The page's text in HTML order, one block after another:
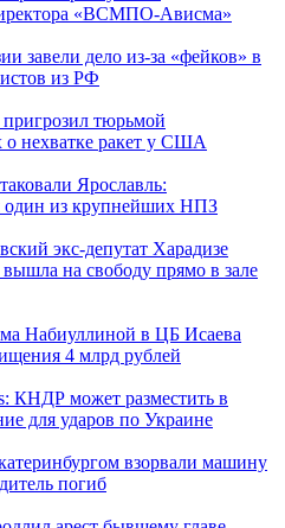
«ВСМПО-Ависма»
завели дело из-за «фейков» в
из РФ
тюрьмой
нехватке ракет у США
Ярославль:
один из крупнейших НПЗ
экс-депутат Харадизе
на свободу прямо в зале
Набиуллиной в ЦБ Исаева
4 млрд рублей
КНДР может разместить в
для ударов по Украине
взорвали машину
погиб